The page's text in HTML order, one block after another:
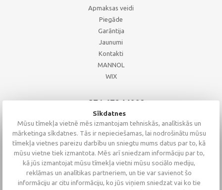
Apmaksas veidi
Piegāde
Garāntija
Jaunumi
Kontakti
MANNOL
WIX
+371 67244008
+371 67271055
+371 26002793
Sīkdatnes
Mūsu tīmekļa vietnē mēs izmantojam tehniskās, analītiskās un
mārketinga sīkdatnes. Tās ir nepieciešamas, lai nodrošinātu mūsu
tīmekļa vietnes pareizu darbību un sniegtu mums datus par to, kā
mūsu vietne tiek izmantota. Mēs arī sniedzam informāciju par to,
kā jūs izmantojat mūsu tīmekļa vietni mūsu sociālo mediju,
reklāmas un analītikas partneriem, un tie var savienot šo
informāciju ar citu informāciju, ko jūs viņiem sniedzat vai ko tie